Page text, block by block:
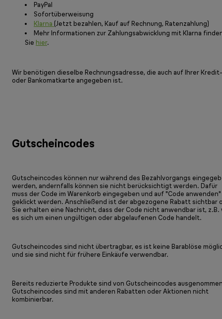
PayPal
Sofortüberweisung
Klarna (Jetzt bezahlen, Kauf auf Rechnung, Ratenzahlung)
Mehr Informationen zur Zahlungsabwicklung mit Klarna
Sie hier.
Wir benötigen dieselbe Rechnungsadresse, die auch auf Ihrer Kredit-
oder Bankomatkarte angegeben ist.
Gutscheincodes
Gutscheincodes können nur während des Bezahlvorgangs
werden, andernfalls können sie nicht berücksichtigt werden. Dafür
muss der Code im Warenkorb eingegeben und auf "Code anwenden"
geklickt werden. Anschließend ist der abgezogene Rabatt sichtbar
Sie erhalten eine Nachricht, dass der Code nicht anwendbar ist, z.B.
es sich um einen ungültigen oder abgelaufenen Code handelt.
Gutscheincodes sind nicht übertragbar, es ist keine Barablöse
und sie sind nicht für frühere Einkäufe verwendbar.
Bereits reduzierte Produkte sind von Gutscheincodes
Gutscheincodes sind mit anderen Rabatten oder Aktionen nicht
kombinierbar.